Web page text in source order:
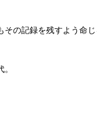
その記録を残すよう命